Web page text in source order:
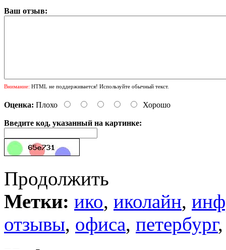
Ваш отзыв:
Внимание: HTML не поддерживается! Используйте обычный текст.
Оценка: Плохо Хорошо
Введите код, указанный на картинке:
Продолжить
Метки: ико, иколайн,
отзывы, офиса, петербург